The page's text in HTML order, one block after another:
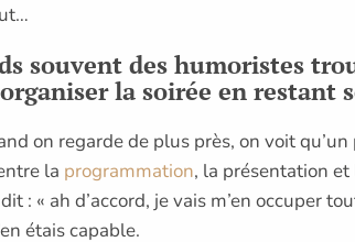
souvent des humoristes
la soirée en restant
on regarde de plus près, on voit
la programmation, la présentation et
: « ah d’accord, je vais m’en occuper
étais capable.